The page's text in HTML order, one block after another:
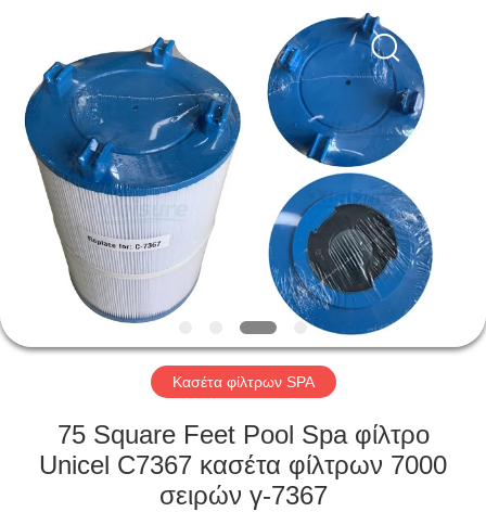
ΑΡΧΙΚΉ
ΣΕΛΊΔΑ
ΠΡΟΪΌΝΤΑ
ΣΧΕΤΙΚΆ
ΜΕ
ΕΜΆΣ
ΓΎΡΟΣ
ΕΡΓΟΣΤΑΣΊΩΝ
Developed
ECER
Κασέτα φίλτρων SPA
75 Square Feet Pool Spa φίλτρο
Unicel C7367 κασέτα φίλτρων 7000
σειρών γ-7367